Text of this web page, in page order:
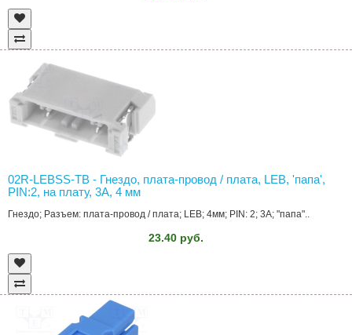
02R-LEBSS-TB - Гнездо, плата-провод / плата, LEB, 'папа',
PIN:2, на плату, 3А, 4 мм
Гнездо; Разъем: плата-провод / плата; LEB; 4мм; PIN: 2; 3А; "папа"..
23.40 руб.